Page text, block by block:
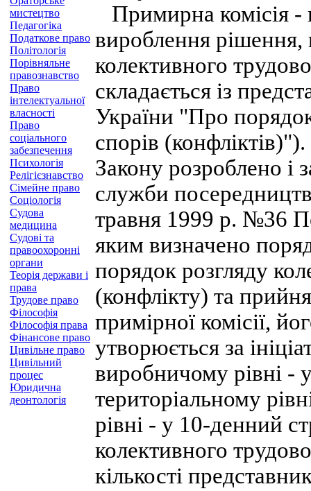
мистецтво
Педагогіка
Податкове право
Політологія
Порівняльне
правознавство
Право
інтелектуальної
власності
Право
соціального
забезпечення
Психологія
Релігієзнавство
Сімейне право
Соціологія
Судова
медицина
Судові та
правоохоронні
органи
Теорія держави і
права
Трудове право
Філософія
Філософія права
Фінансове право
Цивільне право
Цивільний
процес
Юридична
деонтологія
Примирна комісія -
вироблення
колективного
складається із
України "Про
спорів
Закону розроблено і
служби
травня 1999 р. №36
яким визначено
порядок розгляду
(конфлікту) та
примірної комісії,
утворюється за
виробничому рівні -
територіальному
рівні - у 10-денний
колективного
кількості